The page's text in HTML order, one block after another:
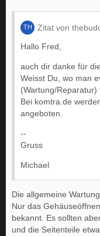
Zitat von
Hallo Fred,
auch dir danke für
Weisst Du, wo man
(Wartung/
Bei komtra.de
angeboten.
--
Gruss
Michael
Die allgemeine
Nur das
bekannt. Es sollten
und die Seitenteile